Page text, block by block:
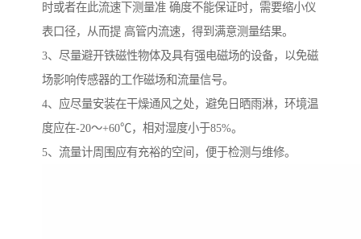
时或者在此流速下测量准 确度不能保证时，需要缩小仪
表口径，从而提 高管内流速，得到满意测量结果。
3、尽量避开铁磁性物体及具有强电磁场的设备，以免磁
场影响传感器的工作磁场和流量信号。
4、应尽量安装在干燥通风之处，避免日晒雨淋，环境温
度应在-20～+60℃，相对湿度小于85%。
5、流量计周围应有充裕的空间，便于检测与维修。